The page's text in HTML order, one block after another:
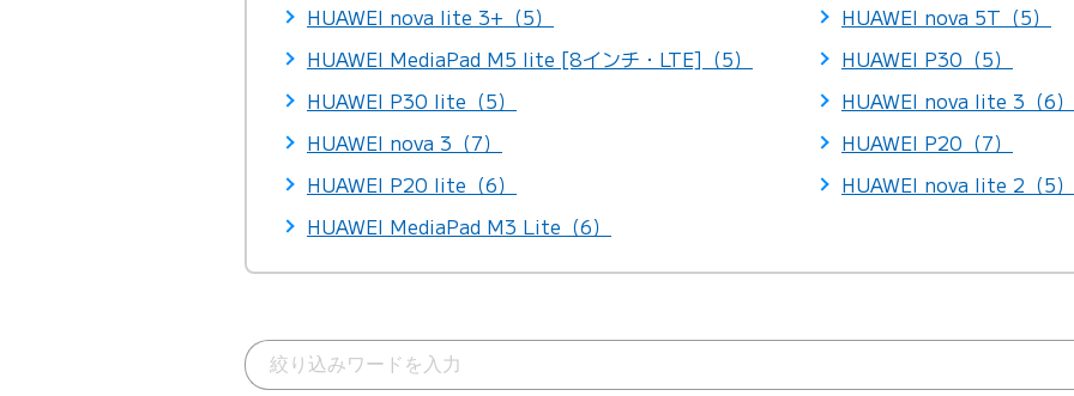
HUAWEI nova lite 3+（5）
HUAWEI nova 5T（5）
HUAWEI MediaPad M5 lite [8インチ・LTE]（5）
HUAWEI P30（5）
HUAWEI P30 lite（5）
HUAWEI nova lite 3（6）
HUAWEI nova 3（7）
HUAWEI P20（7）
HUAWEI P20 lite（6）
HUAWEI nova lite 2（5）
HUAWEI MediaPad M3 Lite（6）